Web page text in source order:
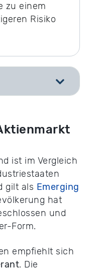
zu einem
Risiko
ist im Vergleich
gilt als Emerging
hat
und
Form.
empfiehlt sich
. Die